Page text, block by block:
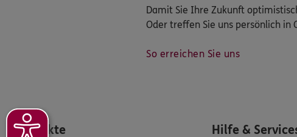
Damit Sie Ihre Zukunft
Oder treffen Sie uns persönlich in
So erreichen Sie uns
Produkte Hilfe &